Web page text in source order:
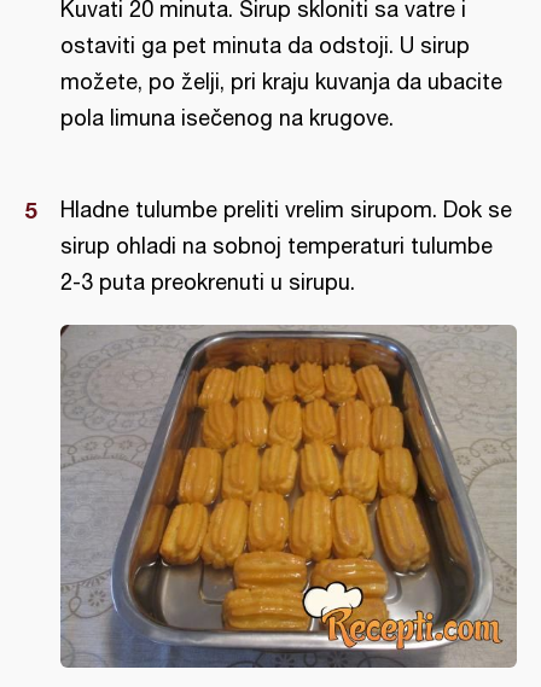
Kuvati 20 minuta. Sirup skloniti sa vatre i
ostaviti ga pet minuta da odstoji. U sirup
možete, po želji, pri kraju kuvanja da ubacite
pola limuna isečenog na krugove.
Hladne tulumbe preliti vrelim sirupom. Dok se
sirup ohladi na sobnoj temperaturi tulumbe
2-3 puta preokrenuti u sirupu.